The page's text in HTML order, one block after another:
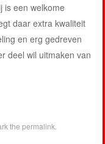
is een welkome
daar extra kwaliteit
en erg gedreven
deel wil uitmaken van
thepermalink